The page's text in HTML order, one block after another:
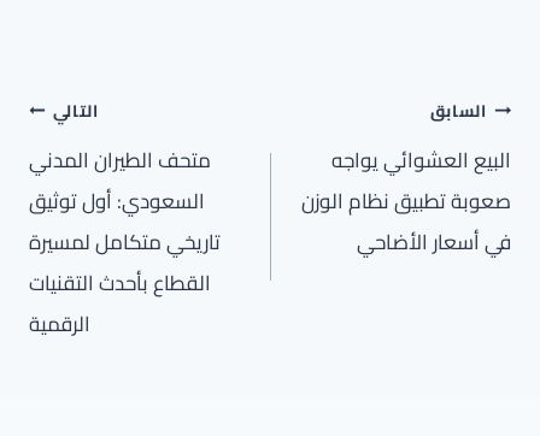
تصفّح
المقالات
السابق
البيع العشوائي يواجه
صعوبة تطبيق نظام الوزن
في أسعار الأضاحي
التالي
متحف الطيران المدني
السعودي: أول توثيق
تاريخي متكامل لمسيرة
القطاع بأحدث التقنيات
الرقمية